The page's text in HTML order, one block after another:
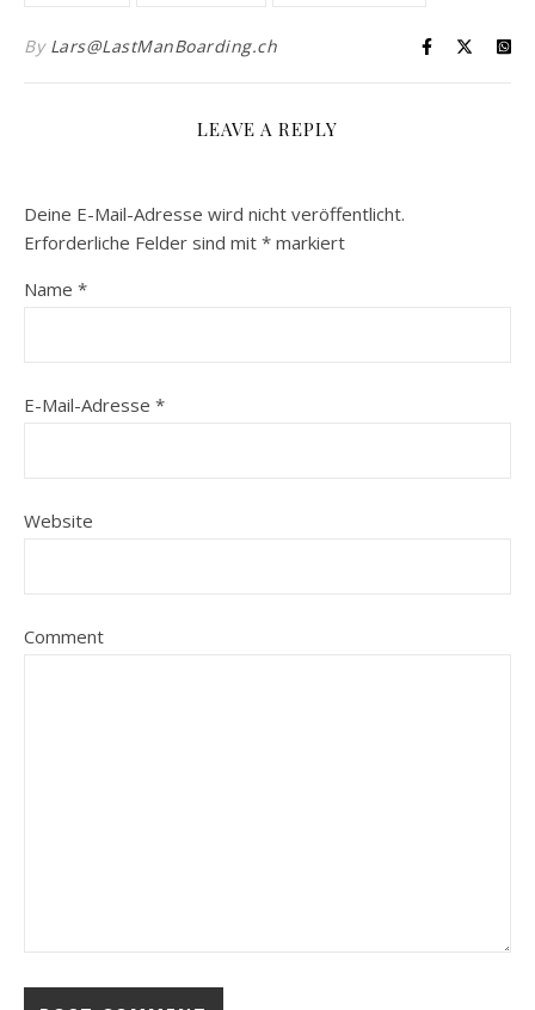
By Lars@LastManBoarding.ch
LEAVE A REPLY
Deine E-Mail-Adresse wird nicht veröffentlicht.
Erforderliche Felder sind mit * markiert
Name *
E-Mail-Adresse *
Website
Comment